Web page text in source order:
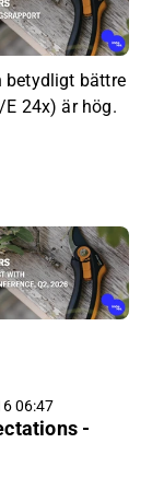
betydligt bättre
24x) är hög.
06:47
-